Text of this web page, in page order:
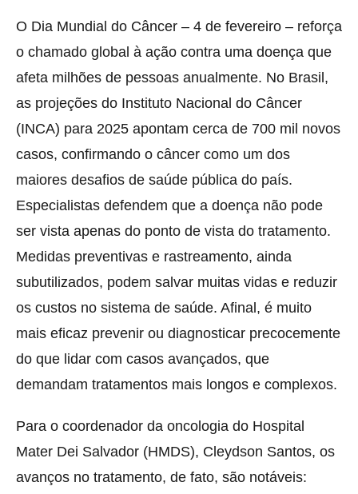
O Dia Mundial do Câncer – 4 de fevereiro – reforça
o chamado global à ação contra uma doença que
afeta milhões de pessoas anualmente. No Brasil,
as projeções do Instituto Nacional do Câncer
(INCA) para 2025 apontam cerca de 700 mil novos
casos, confirmando o câncer como um dos
maiores desafios de saúde pública do país.
Especialistas defendem que a doença não pode
ser vista apenas do ponto de vista do tratamento.
Medidas preventivas e rastreamento, ainda
subutilizados, podem salvar muitas vidas e reduzir
os custos no sistema de saúde. Afinal, é muito
mais eficaz prevenir ou diagnosticar precocemente
do que lidar com casos avançados, que
demandam tratamentos mais longos e complexos.
Para o coordenador da oncologia do Hospital
Mater Dei Salvador (HMDS), Cleydson Santos, os
avanços no tratamento, de fato, são notáveis: